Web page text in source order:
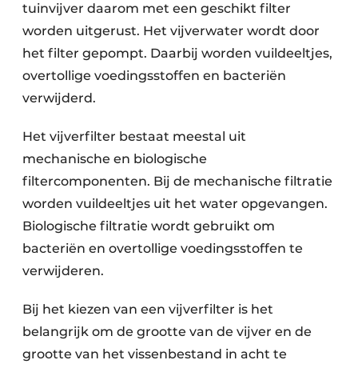
tuinvijver daarom met een geschikt filter
worden uitgerust. Het vijverwater wordt door
het filter gepompt. Daarbij worden vuildeeltjes,
overtollige voedingsstoffen en bacteriën
verwijderd.
Het vijverfilter bestaat meestal uit
mechanische en biologische
filtercomponenten. Bij de mechanische filtratie
worden vuildeeltjes uit het water opgevangen.
Biologische filtratie wordt gebruikt om
bacteriën en overtollige voedingsstoffen te
verwijderen.
Bij het kiezen van een vijverfilter is het
belangrijk om de grootte van de vijver en de
grootte van het vissenbestand in acht te